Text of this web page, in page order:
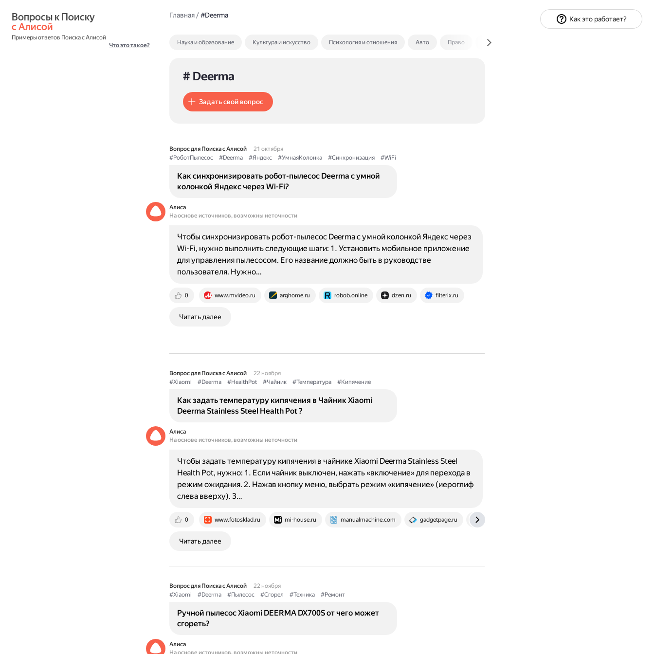
с Алисой
Примеры ответов Поиска с Алисой
Что это такое?
Главная/#Deerma
Наука и образование Культура и искусство Психология и отношения Авто Право Экономика и финансы
# Deerma
Задать свой вопрос
Вопрос для Поиска с Алисой
21 октября
#РоботПылесос
#Deerma #Яндекс #УмнаяКолонка #Синхронизация #WiFi
Как синхронизировать робот-пылесос Deerma с умной
колонкой Яндекс через Wi-Fi?
Алиса
На основе источников, возможны неточности
0 www.mvideo.ru arghome.ru robob.online dzen.ru filterix.ru
Чтобы синхронизировать робот-пылесос Deerma с умной колонкой Яндекс через
Wi-Fi, нужно выполнить следующие шаги: 1. Установить мобильное приложение
для управления пылесосом. Его название должно быть в руководстве
пользователя. Нужно…
Читать далее
Вопрос для Поиска с Алисой
22 ноября
#Xiaomi
#Deerma #HealthPot #Чайник #Температура #Кипячение
Как задать температуру кипячения в Чайник Xiaomi
Deerma Stainless Steel Health Pot ?
Алиса
На основе источников, возможны неточности
0 www.fotosklad.ru mi-house.ru manualmachine.com gadgetpage.ru
Чтобы задать температуру кипячения в чайнике Xiaomi Deerma Stainless Steel
Health Pot, нужно: 1. Если чайник выключен, нажать «включение» для перехода в
режим ожидания. 2. Нажав кнопку меню, выбрать режим «кипячение» (иероглиф
слева вверху). 3…
Читать далее
Вопрос для Поиска с Алисой
22 ноября
#Xiaomi
#Deerma #Пылесос #Сгорел #Техника #Ремонт
Ручной пылесос Xiaomi DEERMA DX700S от чего может
сгореть?
Алиса
На основе источников, возможны неточности
Как это работает?